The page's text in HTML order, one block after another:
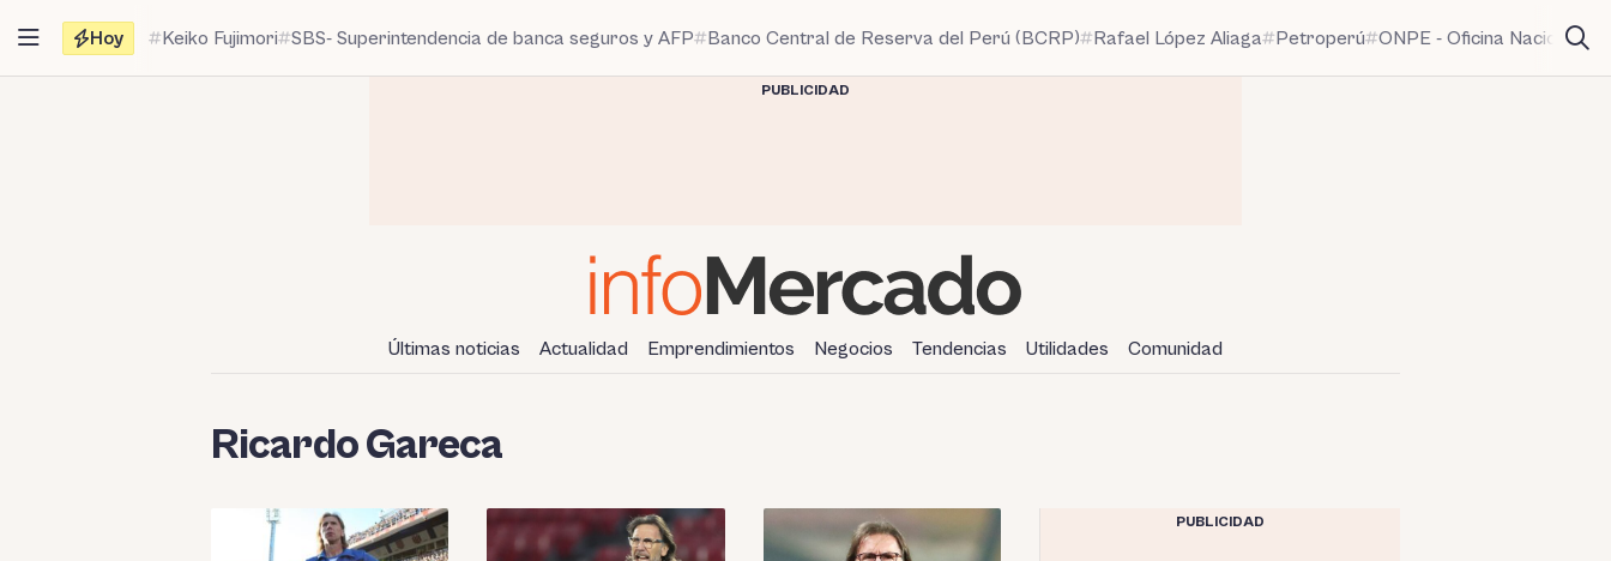
contenido
Hoy Keiko Fujimori SBS- Superintendencia de banca seguros y AFP Banco Central de Reserva del Perú (BCRP) Rafael López Aliaga Petroperú ONPE - Oficina Nacional
PUBLICIDAD
Últimas noticias Actualidad Emprendimientos Negocios Tendencias Utilidades Comunidad
Ricardo Gareca
PUBLICIDAD